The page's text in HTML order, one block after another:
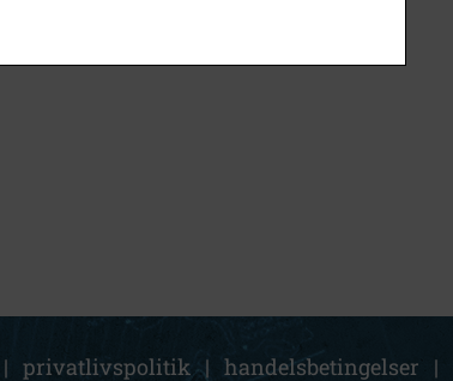
| privatlivspolitik | handelsbetingelser |